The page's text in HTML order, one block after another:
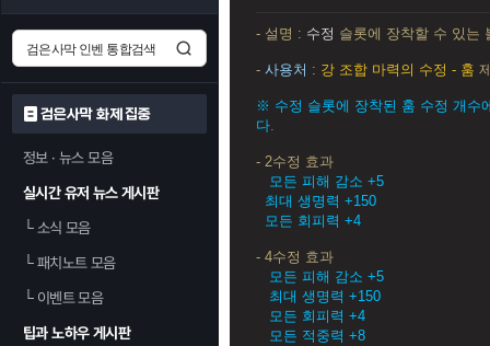
검은사막 화제 집중
정보 · 뉴스 모음
실시간 유저 뉴스 게시판
└소식 모음
└패치노트 모음
└이벤트 모음
팁과 노하우 게시판
- 설명 : 수정 슬롯에 장착할 수 있는
- 사용처 : 강 조합 마력의 수정 - 훔
※ 수정 슬롯에 장착된 훔 수정 개수
다.
- 2수정 효과
모든 피해 감소 +5
최대 생명력 +150
모든 회피력 +4
- 4수정 효과
모든 피해 감소 +5
최대 생명력 +150
모든 회피력 +4
모든 적중력 +8